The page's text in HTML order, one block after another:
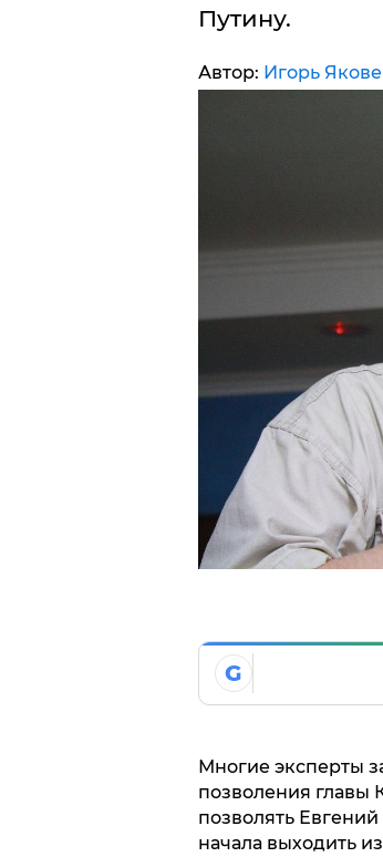
Путину.
Автор: Игорь
G
Многие эксперты
позволения главы
позволять
начала выходить